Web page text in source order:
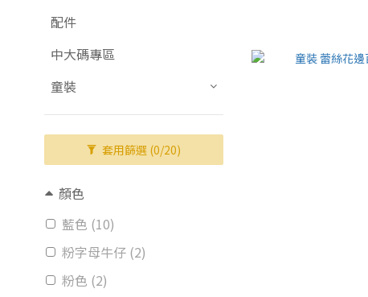
配件
中大碼專區
童裝
套用篩選 (0/20)
顏色
藍色 (10)
粉字母牛仔 (2)
粉色 (2)